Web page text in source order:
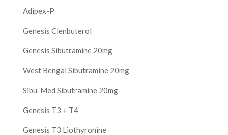
Adipex-P
Genesis Clenbuterol
Genesis Sibutramine 20mg
West Bengal Sibutramine 20mg
Sibu-Med Sibutramine 20mg
Genesis T3 + T4
Genesis T3 Liothyronine